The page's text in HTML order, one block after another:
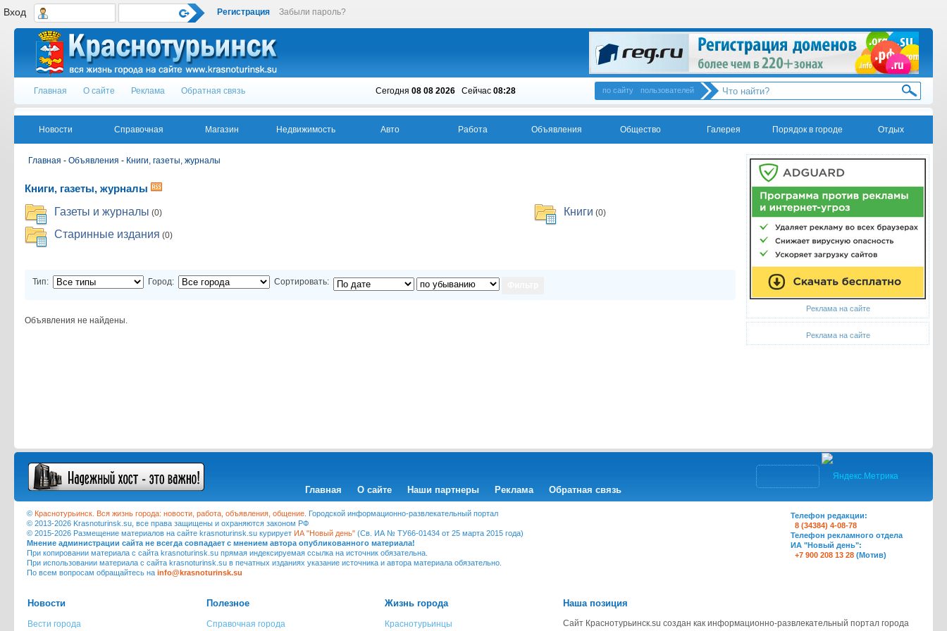
Вход Регистрация Забыли пароль?
Главная О сайте Реклама Обратная связь Сегодня 08 08 2026 Cейчас 08:28 по сайту пользователей
Новости Справочная Магазин Недвижимость Авто Работа Объявления Общество Галерея Порядок в городе Отдых
Главная - Объявления - Книги, газеты, журналы
Книги, газеты, журналы
Газеты и журналы (0) Книги (0)
Старинные издания (0)
Тип: Город: Сортировать:
Объявления не найдены.
Реклама на сайте
Реклама на сайте
Главная О сайте Наши партнеры Реклама Обратная связь
© Краснотурьинск. Вся жизнь города: новости, работа, объявления, общение . Городской информационно-развлекательный портал
© 2013-2026 Krasnoturinsk.su, все права защищены и охраняются законом РФ
© 2015-2026 Размещение материалов на сайте krasnoturinsk.su курирует ИА "Новый день" (Св. ИА № ТУ66-01434 от 25 марта 2015 года)
Мнение администрации сайта не всегда совпадает с мнением автора опубликованного материала!
При копировании материала с сайта krasnoturinsk.su прямая индексируемая ссылка на источник обязательна.
При использовании материала с сайта krasnoturinsk.su в печатных изданиях указание источника и автора материала обязательно.
По всем вопросам обращайтесь на info@krasnoturinsk.su
Телефон редакции:
8 (34384) 4-08-78
Телефон рекламного отдела
ИА "Новый день":
+7 900 208 13 28 (Мотив)
Новости
Вести города
Полезное
Справочная города
Жизнь города
Краснотурьинцы
Наша позиция
Сайт Краснотурьинск.su создан как информационно-развлекательный портал города